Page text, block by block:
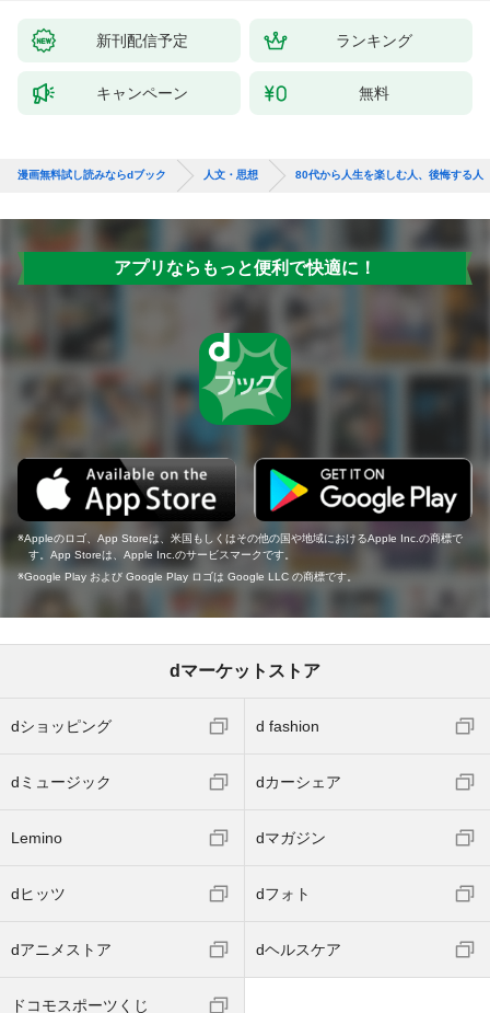
新刊配信予定 ランキング
キャンペーン 無料
漫画無料試し読みならdブック 人文・思想 80代から人生を楽しむ人、後悔する人
アプリならもっと便利で快適に！
Appleのロゴ、App Storeは、米国もしくはその他の国や地域におけるApple Inc.の商標で
す。App Storeは、Apple Inc.のサービスマークです。
Google Play および Google Play ロゴは Google LLC の商標です。
dマーケットストア
dショッピング d fashion
dミュージック dカーシェア
Lemino dマガジン
dヒッツ dフォト
dアニメストア dヘルスケア
ドコモスポーツくじ